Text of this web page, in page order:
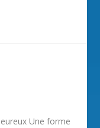
Une forme